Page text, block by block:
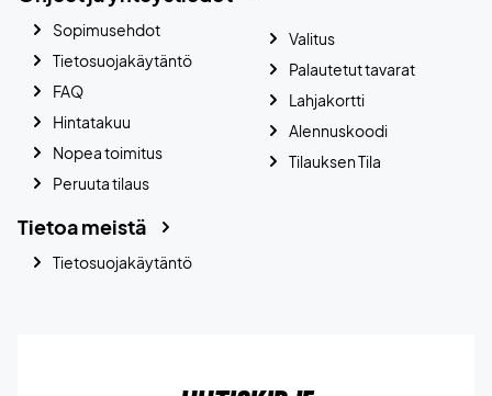
Sopimusehdot
Tietosuojakäytäntö
FAQ
Hintatakuu
Nopea toimitus
Peruuta tilaus
Valitus
Palautetut tavarat
Lahjakortti
Alennuskoodi
Tilauksen Tila
Tietoa meistä
Tietosuojakäytäntö